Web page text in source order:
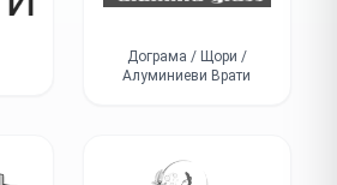
Дограма / Щори /
Алуминиеви Врати